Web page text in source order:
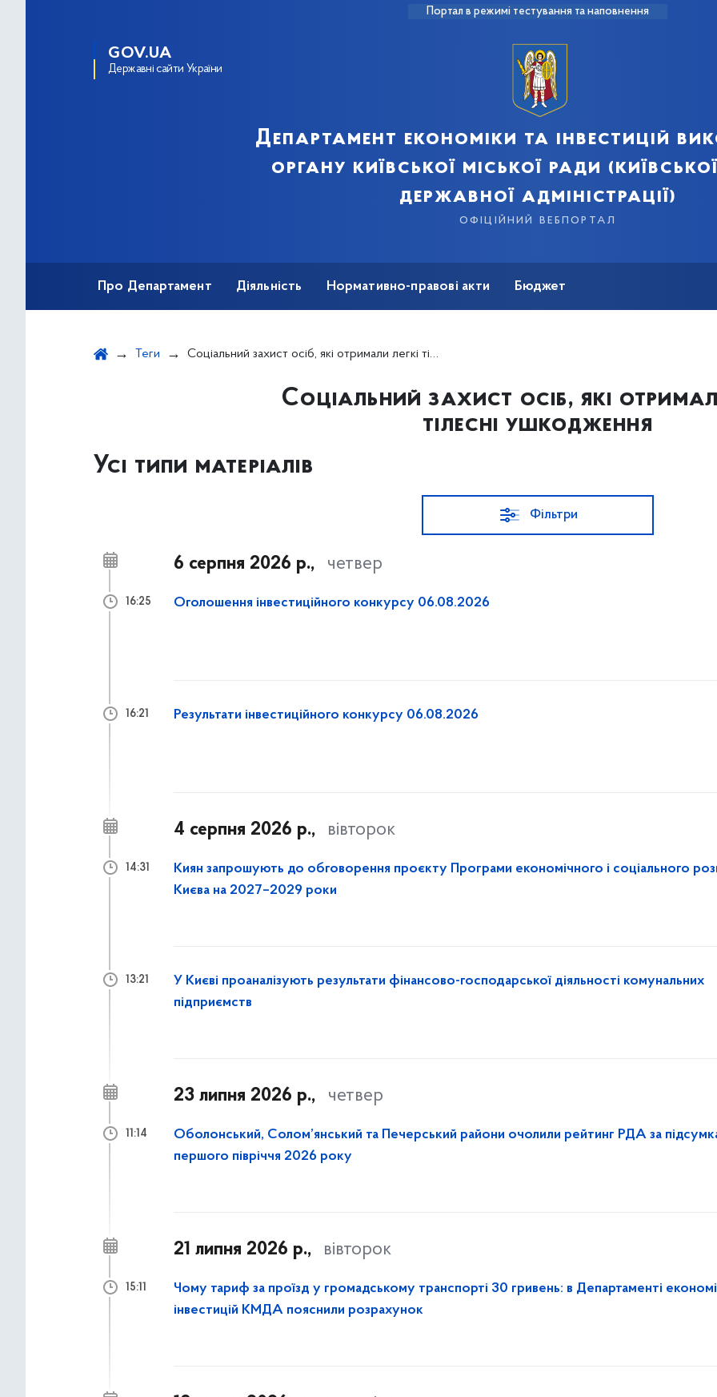
Портал в режимі тестування та наповнення
GOV.UA
Державні сайти України
Департамент економіки та інвестицій
органу київської міської ради
державної адміністрації)
офіційний вебпортал
Про Департамент Діяльність Нормативно-правові акти Бюджет
Теги Соціальний захист осіб, які отримали легкі тілесні ушкодження
Соціальний захист осіб, які
тілесні ушкодження
Усі типи матеріалів
Фільтри
6 серпня 2026 р., четвер
Оголошення інвестиційного конкурсу 06.08.2026
16:25
Результати інвестиційного конкурсу 06.08.2026
16:21
4 серпня 2026 р., вівторок
Киян запрошують до обговорення проєкту Програми економічного і соціального
Києва на 2027–2029 роки
14:31
У Києві проаналізують результати фінансово-господарської діяльності комунальних
підприємств
13:21
23 липня 2026 р., четвер
Оболонський, Солом’янський та Печерський райони очолили рейтинг РДА за
першого півріччя 2026 року
11:14
21 липня 2026 р., вівторок
Чому тариф за проїзд у громадському транспорті 30 гривень: в Департаменті
інвестицій КМДА пояснили розрахунок
15:11